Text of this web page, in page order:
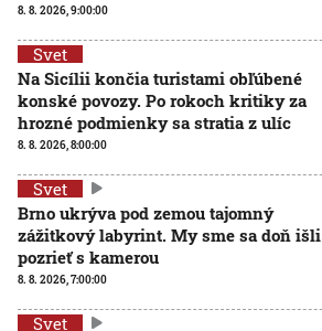
8. 8. 2026, 9:00:00
Svet
Na Sicílii končia turistami obľúbené
konské povozy. Po rokoch kritiky za
hrozné podmienky sa stratia z ulíc
8. 8. 2026, 8:00:00
Svet
Brno ukrýva pod zemou tajomný
zážitkový labyrint. My sme sa doň išli
pozrieť s kamerou
8. 8. 2026, 7:00:00
Svet